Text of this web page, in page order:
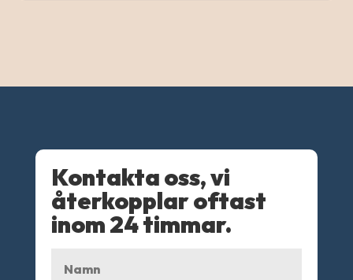
Kontakta oss, vi
återkopplar oftast
inom 24 timmar.